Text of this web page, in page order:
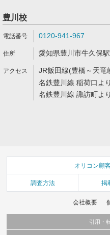
豊川校
0120-941-967
愛知県豊川市牛久保
JR飯田線(豊橋～天竜
名鉄豊川線 稲荷口よ
名鉄豊川線 諏訪町よ
オリコン顧
調査方法 掲
会社概要
引用・